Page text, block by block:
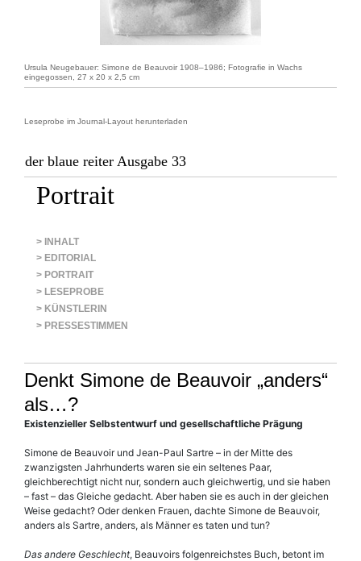
Ursula Neugebauer: Simone de Beauvoir 1908–1986; Fotografie in Wachs
eingegossen, 27 x 20 x 2,5 cm
Leseprobe im Journal-Layout herunterladen
der blaue reiter Ausgabe 33
Portrait
> INHALT
> EDITORIAL
> PORTRAIT
> LESEPROBE
> KÜNSTLERIN
> PRESSESTIMMEN
Denkt Simone de Beauvoir „anders“
als…?
Existenzieller Selbstentwurf und gesellschaftliche Prägung
Simone de Beauvoir und Jean-Paul Sartre – in der Mitte des
zwanzigsten Jahrhunderts waren sie ein seltenes Paar,
gleichberechtigt nicht nur, sondern auch gleichwertig, und sie haben
– fast – das Gleiche gedacht. Aber haben sie es auch in der gleichen
Weise gedacht? Oder denken Frauen, dachte Simone de Beauvoir,
anders als Sartre, anders, als Männer es taten und tun?
Das andere Geschlecht, Beauvoirs folgenreichstes Buch, betont im